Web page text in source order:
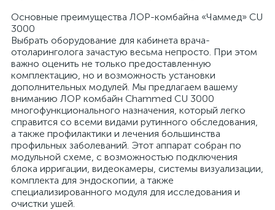
Основные преимущества ЛОР-комбайна «Чаммед» CU
3000
Выбрать оборудование для кабинета врача-
отоларинголога зачастую весьма непросто. При этом
важно оценить не только предоставленную
комплектацию, но и возможность установки
дополнительных модулей. Мы предлагаем вашему
вниманию ЛОР комбайн Chammed CU 3000
многофункционального назначения, который легко
справится со всеми видами рутинного обследования,
а также профилактики и лечения большинства
профильных заболеваний. Этот аппарат собран по
модульной схеме, с возможностью подключения
блока ирригации, видеокамеры, системы визуализации,
комплекта для эндоскопии, а также
специализированного модуля для исследования и
очистки ушей.